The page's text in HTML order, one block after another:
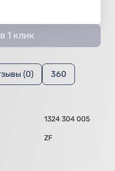
1 клик
(0) 360
1324 304 005
ZF